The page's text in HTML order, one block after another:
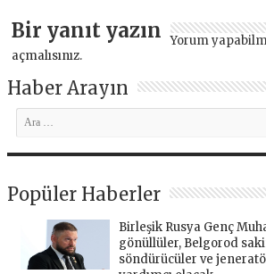
Bir yanıt yazın Yorum
açmalısınız.
Haber Arayın
Popüler Haberler
Birleşik Rusya Genç
gönüllüler, Belgorod
söndürücüler ve